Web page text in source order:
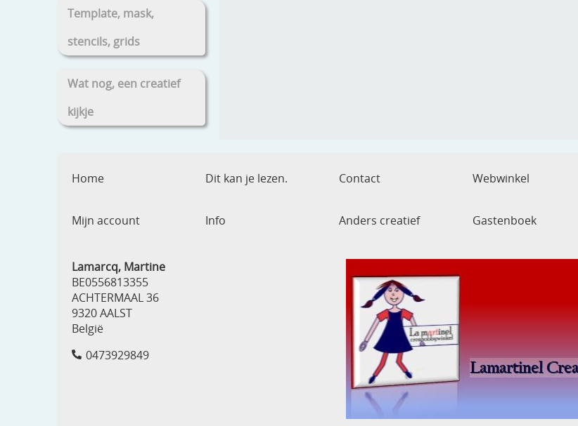
Template, mask,
stencils, grids
Wat nog, een creatief
kijkje
Home Dit kan je lezen. Contact Webwinkel
Mijn account
Info Anders creatief Gastenboek
Lamarcq, Martine
BE0556813355
ACHTERMAAL 36
9320 AALST
België
0473929849